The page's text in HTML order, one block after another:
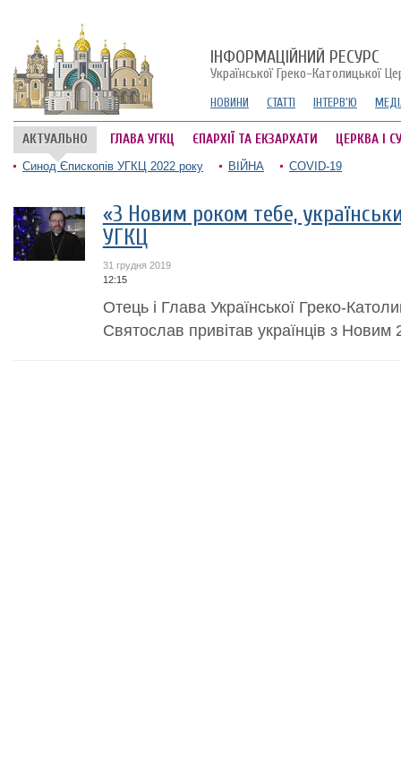
ІНФОРМАЦІЙНИЙ РЕСУРС
Української Греко-Католицької
НОВИНИ СТАТТІ ІНТЕРВ'Ю
АКТУАЛЬНО ГЛАВА УГКЦ ЄПАРХІЇ ТА ЕКЗАРХАТИ ЦЕРКВА І
Синод Єпископів УГКЦ 2022 року ВІЙНА COVID-19
«З Новим роком тебе,
УГКЦ
31 грудня 2019
12:15
Отець і Глава Української Греко-
Святослав привітав українців з Новим